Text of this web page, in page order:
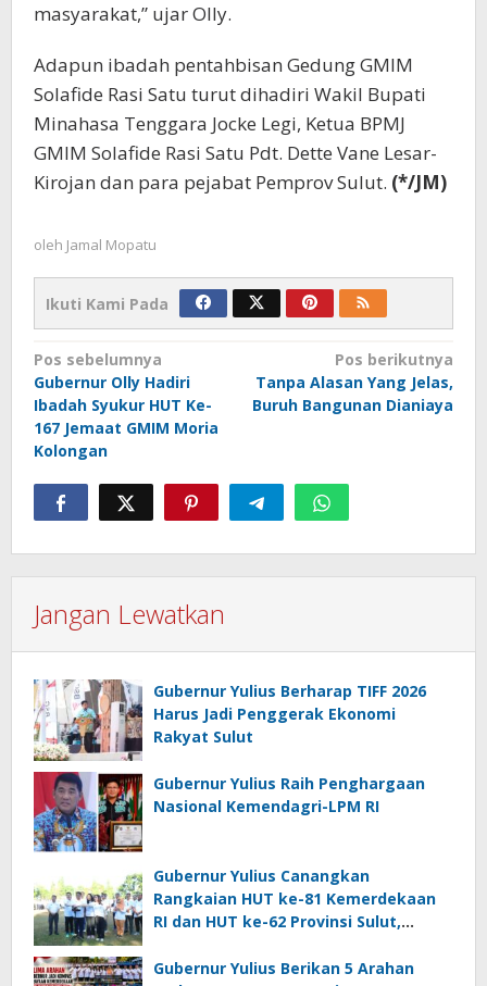
masyarakat,” ujar Olly.
Adapun ibadah pentahbisan Gedung GMIM
Solafide Rasi Satu turut dihadiri Wakil Bupati
Minahasa Tenggara Jocke Legi, Ketua BPMJ
GMIM Solafide Rasi Satu Pdt. Dette Vane Lesar-
Kirojan dan para pejabat Pemprov Sulut. (*/JM)
oleh Jamal Mopatu
Ikuti Kami Pada
Navigasi
pos
Pos sebelumnya
Gubernur Olly Hadiri
Ibadah Syukur HUT Ke-
167 Jemaat GMIM Moria
Kolongan
Pos berikutnya
Tanpa Alasan Yang Jelas,
Buruh Bangunan Dianiaya
Jangan Lewatkan
Gubernur Yulius Berharap TIFF 2026
Harus Jadi Penggerak Ekonomi
Rakyat Sulut
Gubernur Yulius Raih Penghargaan
Nasional Kemendagri-LPM RI
Gubernur Yulius Canangkan
Rangkaian HUT ke-81 Kemerdekaan
RI dan HUT ke-62 Provinsi Sulut,
Gubernur Yulius Berikan 5 Arahan